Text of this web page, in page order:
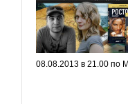
08.08.2013 в 21.00 по